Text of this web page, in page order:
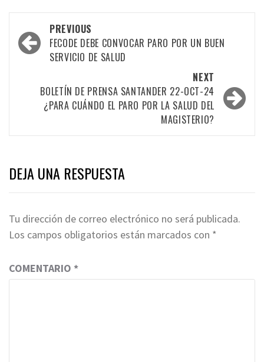
Post
navigation
PREVIOUS
FECODE DEBE CONVOCAR PARO POR UN BUEN
SERVICIO DE SALUD
NEXT
BOLETÍN DE PRENSA SANTANDER 22-OCT-24
¿PARA CUÁNDO EL PARO POR LA SALUD DEL
MAGISTERIO?
DEJA UNA RESPUESTA
Tu dirección de correo electrónico no será publicada.
Los campos obligatorios están marcados con *
COMENTARIO *